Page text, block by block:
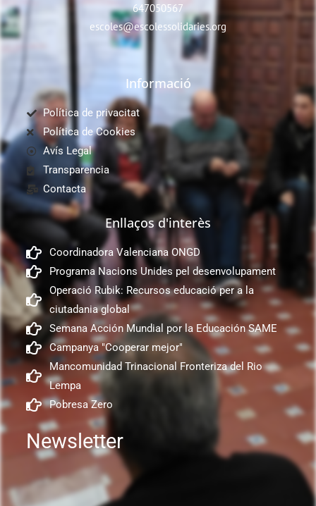
647050567
escoles@escolessolidaries.org
Informació
Política de privacitat
Política de Cookies
Avís Legal
Transparencia
Contacta
Enllaços d'interès
Coordinadora Valenciana ONGD
Programa Nacions Unides pel desenvolupament
Operació Rubik: Recursos educació per a la
ciutadania global
Semana Acción Mundial por la Educación SAME
Campanya "Cooperar mejor"
Mancomunidad Trinacional Fronteriza del Rio
Lempa
Pobresa Zero
Newsletter